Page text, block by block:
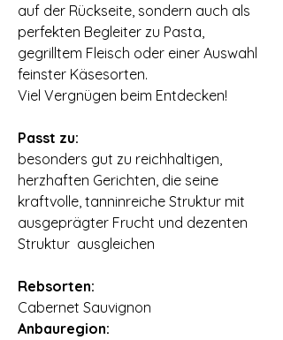
auf der Rückseite, sondern auch als
perfekten Begleiter zu Pasta,
gegrilltem Fleisch oder einer Auswahl
feinster Käsesorten.
Viel Vergnügen beim Entdecken!
Passt zu:
besonders gut zu reichhaltigen,
herzhaften Gerichten, die seine
kraftvolle, tanninreiche Struktur mit
ausgeprägter Frucht und dezenten
Struktur ausgleichen
Rebsorten:
Cabernet Sauvignon
Anbauregion: